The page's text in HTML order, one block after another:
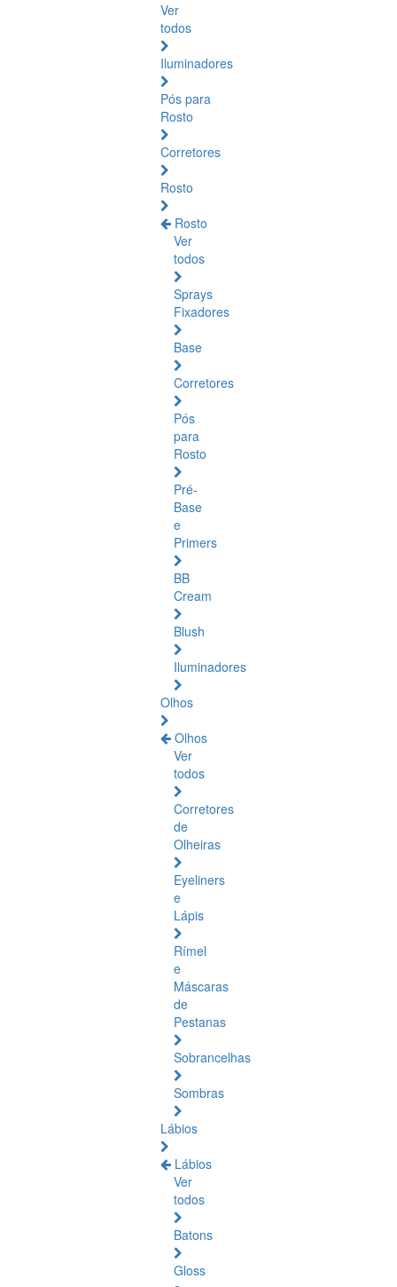
Ver
todos
Iluminadores
Pós para
Rosto
Corretores
Rosto
Rosto
Ver
todos
Sprays
Fixadores
Base
Corretores
Pós
para
Rosto
Pré-
Base
e
Primers
BB
Cream
Blush
Iluminadores
Olhos
Olhos
Ver
todos
Corretores
de
Olheiras
Eyeliners
e
Lápis
Rímel
e
Máscaras
de
Pestanas
Sobrancelhas
Sombras
Lábios
Lábios
Ver
todos
Batons
Gloss